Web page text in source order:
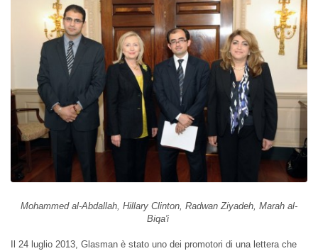
Mohammed al-Abdallah, Hillary Clinton, Radwan Ziyadeh, Marah al-
Biqa'i
Il 24 luglio 2013, Glasman è stato uno dei promotori di una lettera che